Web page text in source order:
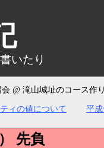
@ 滝山城址のコース作り
ィの値について
平
いたり
） 先負